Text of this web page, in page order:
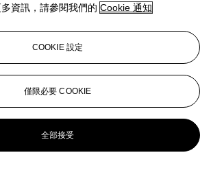
資訊，請參閱我們的 Cookie 通知
COOKIE 設定
僅限必要 COOKIE
全部接受